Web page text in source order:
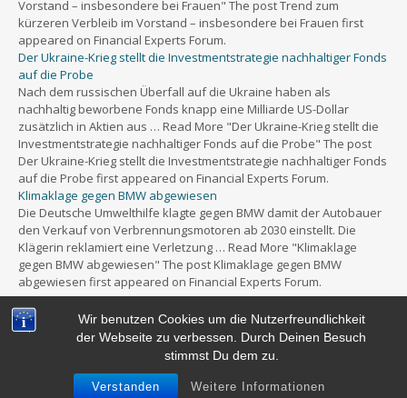
Wir benutzen Cookies um die Nutzerfreundlichkeit
der Webseite zu verbessen. Durch Deinen Besuch
stimmst Du dem zu.
Verstanden Weitere Informationen
Vorstand – insbesondere bei Frauen" The post Trend zum
kürzeren Verbleib im Vorstand – insbesondere bei Frauen first
appeared on Financial Experts Forum.
Der Ukraine-Krieg stellt die Investmentstrategie nachhaltiger Fonds
auf die Probe
Nach dem russischen Überfall auf die Ukraine haben als
nachhaltig beworbene Fonds knapp eine Milliarde US-Dollar
zusätzlich in Aktien aus … Read More "Der Ukraine-Krieg stellt die
Investmentstrategie nachhaltiger Fonds auf die Probe" The post
Der Ukraine-Krieg stellt die Investmentstrategie nachhaltiger Fonds
auf die Probe first appeared on Financial Experts Forum.
Klimaklage gegen BMW abgewiesen
Die Deutsche Umwelthilfe klagte gegen BMW damit der Autobauer
den Verkauf von Verbrennungsmotoren ab 2030 einstellt. Die
Klägerin reklamiert eine Verletzung … Read More "Klimaklage
gegen BMW abgewiesen" The post Klimaklage gegen BMW
abgewiesen first appeared on Financial Experts Forum.
Powered byWordPress&Portfolio.